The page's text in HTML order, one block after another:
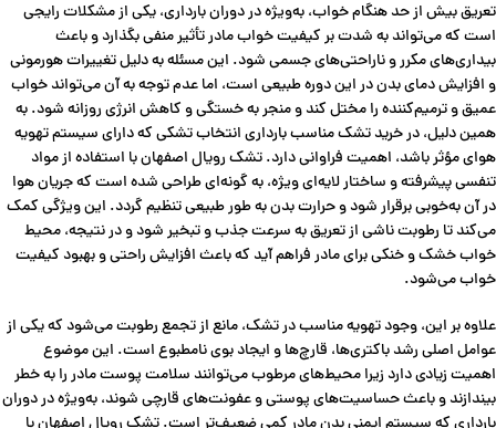
تعریق بیش از حد هنگام خواب، به‌ویژه در دوران بارداری، یکی از مشکلات رایجی
است که می‌تواند به شدت بر کیفیت خواب مادر تأثیر منفی بگذارد و باعث
بیداری‌های مکرر و ناراحتی‌های جسمی شود. این مسئله به دلیل تغییرات هورمونی
و افزایش دمای بدن در این دوره طبیعی است، اما عدم توجه به آن می‌تواند خواب
عمیق و ترمیم‌کننده را مختل کند و منجر به خستگی و کاهش انرژی روزانه شود. به
همین دلیل، در خرید تشک مناسب بارداری انتخاب تشکی که دارای سیستم تهویه
هوای مؤثر باشد، اهمیت فراوانی دارد. تشک رویال اصفهان با استفاده از مواد
تنفسی پیشرفته و ساختار لایه‌ای ویژه، به گونه‌ای طراحی شده است که جریان هوا
در آن به‌خوبی برقرار شود و حرارت بدن به طور طبیعی تنظیم گردد. این ویژگی کمک
می‌کند تا رطوبت ناشی از تعریق به سرعت جذب و تبخیر شود و در نتیجه، محیط
خواب خشک و خنکی برای مادر فراهم آید که باعث افزایش راحتی و بهبود کیفیت
خواب می‌شود.
علاوه بر این، وجود تهویه مناسب در تشک، مانع از تجمع رطوبت می‌شود که یکی از
عوامل اصلی رشد باکتری‌ها، قارچ‌ها و ایجاد بوی نامطبوع است. این موضوع
اهمیت زیادی دارد زیرا محیط‌های مرطوب می‌توانند سلامت پوست مادر را به خطر
بیندازند و باعث حساسیت‌های پوستی و عفونت‌های قارچی شوند، به‌ویژه در دوران